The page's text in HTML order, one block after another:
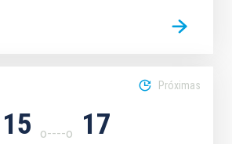
15 17
Próximas